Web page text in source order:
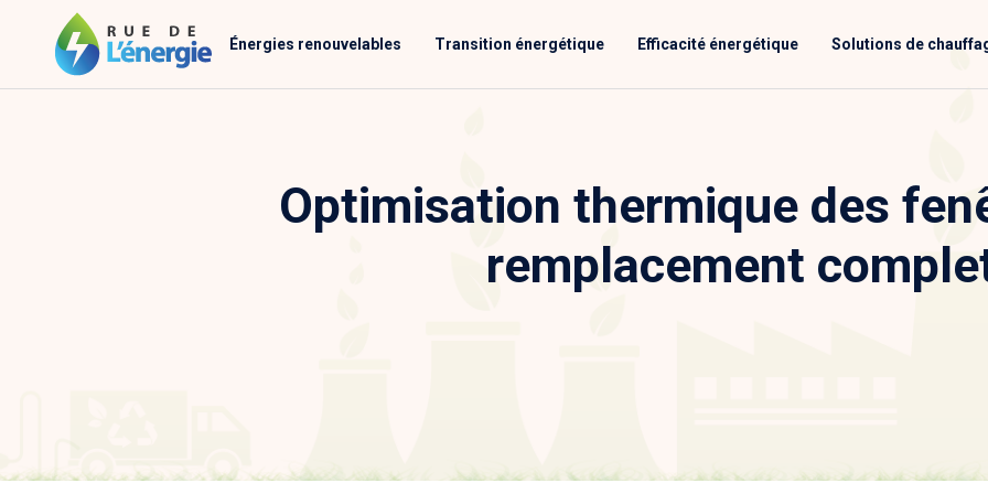
Énergies renouvelables Transition énergétique Efficacité énergétique Solutions de
Optimisation thermique des
remplacement